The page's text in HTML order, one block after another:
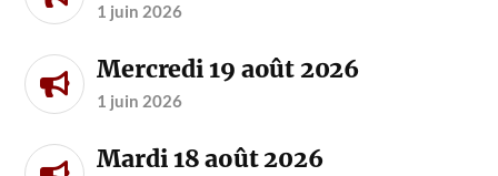
1 juin 2026
Mercredi 19 août 2026
1 juin 2026
Mardi 18 août 2026